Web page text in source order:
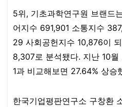
5위, 기초과학연구원 브랜드
어지수 691,901 소통지수
29 사회공헌지수 10,876이
8,307로 분석됐다. 지난 10
1과 비교해보면 27.64% 상승
한국기업평판연구소 구창환